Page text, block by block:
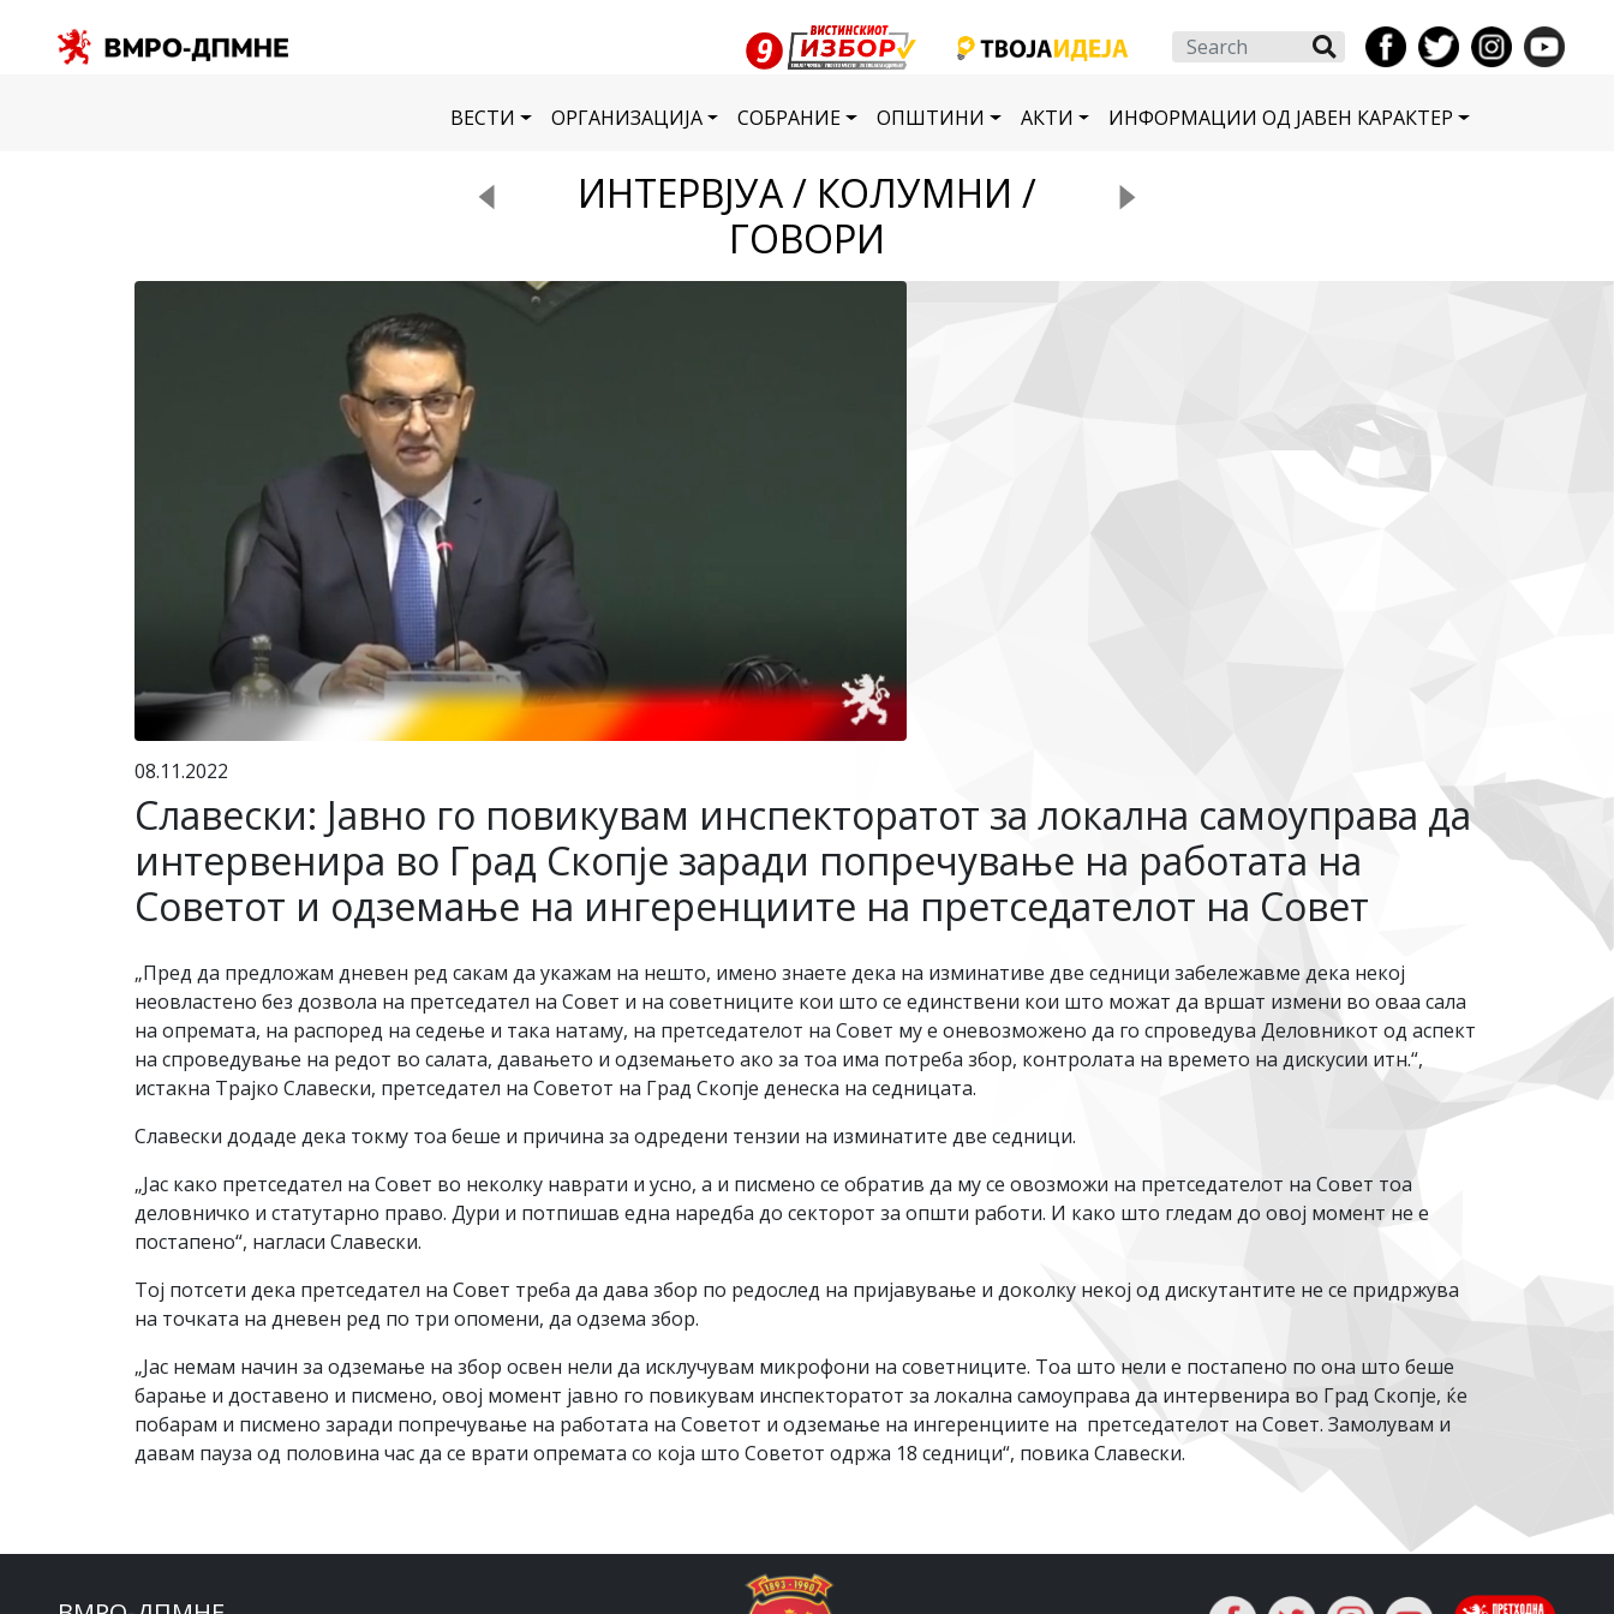
Search
ВЕСТИ ОРГАНИЗАЦИЈА СОБРАНИЕ ОПШТИНИ АКТИ ИНФОРМАЦИИ ОД ЈАВЕН КАРАКТЕР
ИНТЕРВЈУА / КОЛУМНИ /
ГОВОРИ
08.11.2022
Славески: Јавно го повикувам инспекторатот за локална самоуправа да
интервенира во Град Скопје заради попречување на работата на
Советот и одземање на ингеренциите на претседателот на Совет
„Пред да предложам дневен ред сакам да укажам на нешто, имено знаете дека на изминативе две седници забележавме дека некој
неовластено без дозвола на претседател на Совет и на советниците кои што се единствени кои што можат да вршат измени во оваа сала
на опремата, на распоред на седење и така натаму, на претседателот на Совет му е оневозможено да го спроведува Деловникот од аспект
на спроведување на редот во салата, давањето и одземањето ако за тоа има потреба збор, контролата на времето на дискусии итн.“,
истакна Трајко Славески, претседател на Советот на Град Скопје денеска на седницата.
Славески додаде дека токму тоа беше и причина за одредени тензии на изминатите две седници.
„Јас како претседател на Совет во неколку наврати и усно, а и писмено се обратив да му се овозможи на претседателот на Совет тоа
деловничко и статутарно право. Дури и потпишав една наредба до секторот за општи работи. И како што гледам до овој момент не е
постапено“, нагласи Славески.
Тој потсети дека претседател на Совет треба да дава збор по редослед на пријавување и доколку некој од дискутантите не се придржува
на точката на дневен ред по три опомени, да одзема збор.
„Јас немам начин за одземање на збор освен нели да исклучувам микрофони на советниците. Тоа што нели е постапено по она што беше
барање и доставено и писмено, овој момент јавно го повикувам инспекторатот за локална самоуправа да интервенира во Град Скопје, ќе
побарам и писмено заради попречување на работата на Советот и одземање на ингеренциите на претседателот на Совет. Замолувам и
давам пауза од половина час да се врати опремата со која што Советот одржа 18 седници“, повика Славески.